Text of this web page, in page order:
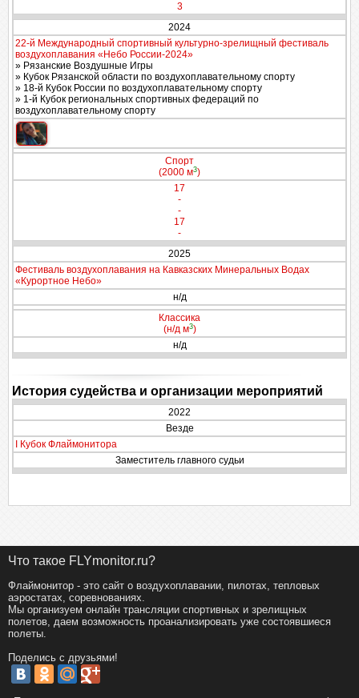
3
2024
22-й Международный спортивный культурно-зрелищный фестиваль
воздухоплавания «Небо России-2024»
» Рязанские Воздушные Игры
» Кубок Рязанской области по воздухоплавательному спорту
» 18-й Кубок России по воздухоплавательному спорту
» 1-й Кубок региональных спортивных федераций по
воздухоплавательному спорту
Спорт
(2000 м3)
17
-
-
17
-
2025
Фестиваль воздухоплавания на Кавказских Минеральных Водах
«Курортное Небо»
н/д
Классика
(н/д м3)
н/д
История судейства и организации мероприятий
2022
Везде
I Кубок Флаймонитора
Заместитель главного судьи
Что такое FLYmonitor.ru?
Флаймонитор - это сайт о воздухоплавании, пилотах, тепловых
аэростатах, соревнованиях.
Мы организуем онлайн трансляции спортивных и зрелищных
полетов, даем возможность проанализировать уже состоявшиеся
полеты.
Поделись с друзьями!